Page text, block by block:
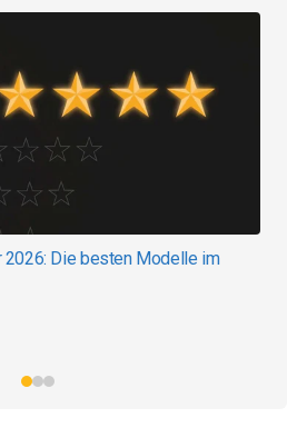
Die besten Modelle im